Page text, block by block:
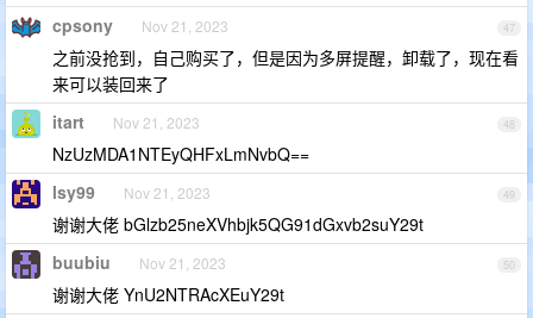
47
cpsony Nov 21, 2023
之前没抢到，自己购买了，但是因为多屏提醒，卸载了，现在看
来可以装回来了
48
itart Nov 21, 2023
NzUzMDA1NTEyQHFxLmNvbQ==
49
lsy99 Nov 21, 2023
谢谢大佬 bGlzb25neXVhbjk5QG91dGxvb2suY29t
50
buubiu Nov 21, 2023
谢谢大佬 YnU2NTRAcXEuY29t